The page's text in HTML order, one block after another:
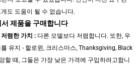
도 도움이 될 수 없습니다.
제품을 구매합니다
렴한 가치 : 다른 모델보다 저렴합니다. 또한, 우
유지 - 할로윈, 크리스마스, Thanksgiving, Black
할 때, 그들은 가장 낮은 가격에 구입하려고합니